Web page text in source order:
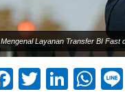
Mengenal Layanan Transfer BI Fast
Facebook
Twitter